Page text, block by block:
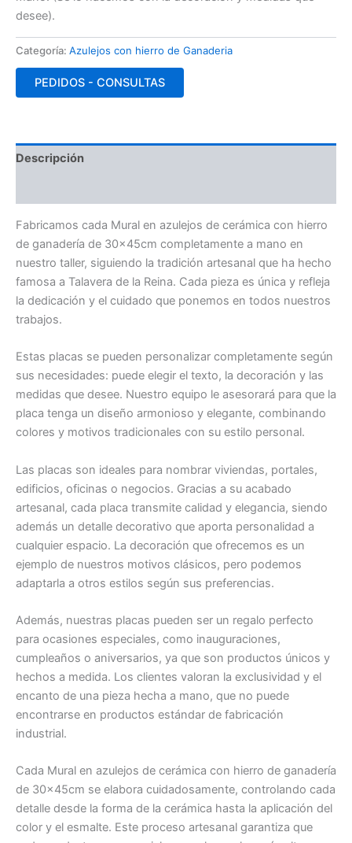
desee).
Categoría: Azulejos con hierro de Ganaderia
PEDIDOS - CONSULTAS
Descripción
Fabricamos cada Mural en azulejos de cerámica con hierro
de ganadería de 30x45cm completamente a mano en
nuestro taller, siguiendo la tradición artesanal que ha hecho
famosa a Talavera de la Reina. Cada pieza es única y refleja
la dedicación y el cuidado que ponemos en todos nuestros
trabajos.
Estas placas se pueden personalizar completamente según
sus necesidades: puede elegir el texto, la decoración y las
medidas que desee. Nuestro equipo le asesorará para que la
placa tenga un diseño armonioso y elegante, combinando
colores y motivos tradicionales con su estilo personal.
Las placas son ideales para nombrar viviendas, portales,
edificios, oficinas o negocios. Gracias a su acabado
artesanal, cada placa transmite calidad y elegancia, siendo
además un detalle decorativo que aporta personalidad a
cualquier espacio. La decoración que ofrecemos es un
ejemplo de nuestros motivos clásicos, pero podemos
adaptarla a otros estilos según sus preferencias.
Además, nuestras placas pueden ser un regalo perfecto
para ocasiones especiales, como inauguraciones,
cumpleaños o aniversarios, ya que son productos únicos y
hechos a medida. Los clientes valoran la exclusividad y el
encanto de una pieza hecha a mano, que no puede
encontrarse en productos estándar de fabricación
industrial.
Cada Mural en azulejos de cerámica con hierro de ganadería
de 30x45cm se elabora cuidadosamente, controlando cada
detalle desde la forma de la cerámica hasta la aplicación del
color y el esmalte. Este proceso artesanal garantiza que